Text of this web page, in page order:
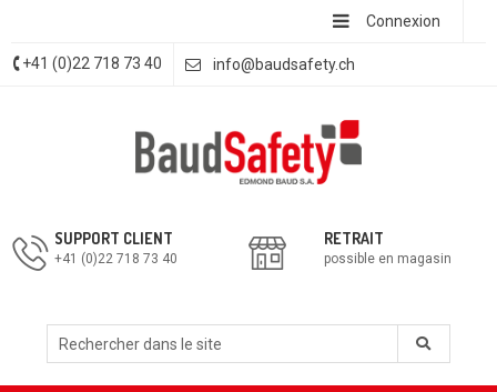
Connexion
+41 (0)22 718 73 40 info@baudsafety.ch
SUPPORT CLIENT
+41 (0)22 718 73 40
RETRAIT
possible en magasin